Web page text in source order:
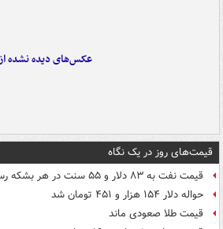
عکس‌های دیده نشده
قیمت‌های روز در یک نگاه
قیمت نفت به ۸۳ دلار و ۵۵ سنت در هر بشکه رسید
حواله دلار ۱۵۴ هزار و ۴۵۱ تومان شد
قیمت طلا صعودی ماند